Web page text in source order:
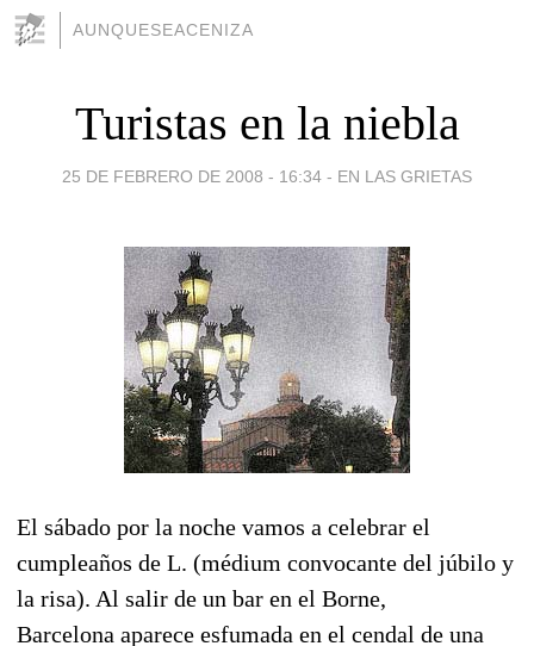
AUNQUESEACENIZA
Turistas en la niebla
25 DE FEBRERO DE 2008 - 16:34 - EN LAS GRIETAS
El sábado por la noche vamos a celebrar el
cumpleaños de L. (médium convocante del júbilo y
la risa). Al salir de un bar en el Borne,
Barcelona aparece esfumada en el cendal de una